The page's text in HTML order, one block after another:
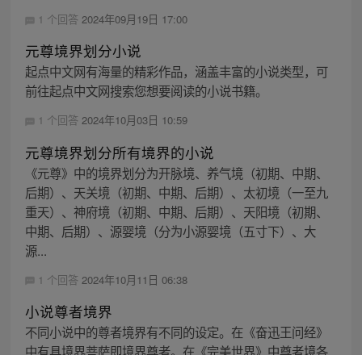
1 个回答 2024年09月19日 17:00
元尊境界划分小说
起点中文网有海量的精彩作品，涵盖丰富的小说类型，可
前往起点中文网搜索您想要阅读的小说书籍。
1 个回答 2024年10月03日 10:59
元尊境界划分所有境界的小说
《元尊》中的境界划分为开脉境、养气境（初期、中期、
后期）、天关境（初期、中期、后期）、太初境（一至九
重天）、神府境（初期、中期、后期）、天阳境（初期、
中期、后期）、源婴境（分为小源婴境（五寸下）、大
源...
1 个回答 2024年10月11日 06:38
小说尊者境界
不同小说中的尊者境界有不同的设定。在《奋迅王问经》
中有具境界菩萨即境界尊者。在《完美世界》中尊者境各